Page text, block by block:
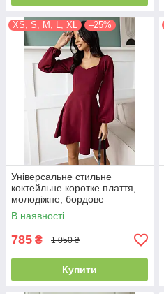
XS, S, M, L, XL –25%
Універсальне стильне
коктейльне коротке плаття,
молодіжне, бордове
В наявності
785 ₴ 1 050 ₴
Купити